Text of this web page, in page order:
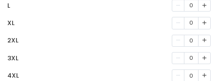
L 0
XL 0
2XL 0
3XL 0
4XL 0